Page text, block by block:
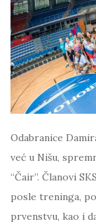
Odabranice
već u Nišu,
“Čair”. Članovi
posle treninga,
prvenstvu, kao i